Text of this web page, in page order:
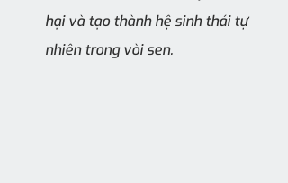
hại và tạo thành hệ sinh thái tự
nhiên trong vòi sen.